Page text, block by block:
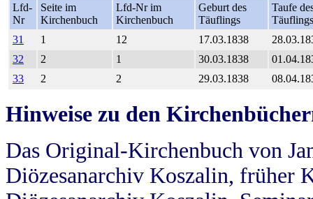
Lfd-
Nr
Seite im
Kirchenbuch
Lfd-Nr im
Kirchenbuch
Geburt des
Täuflings
Taufe
Täuflings
31
1 12 17.03.1838
32
2 1 30.03.1838
33
2 2 29.03.1838
Hinweise zu den
Das Original-Kirchenbuch von
Diözesanarchiv Koszalin, früher